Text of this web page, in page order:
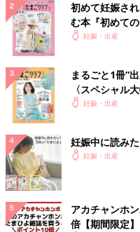
初めて妊娠さ
む本『初めて
妊娠・出産
まるごと1冊“
〈スペシャル
妊娠・出産
妊娠中に読み
妊娠・出産
アカチャンホ
倍【期間限定】